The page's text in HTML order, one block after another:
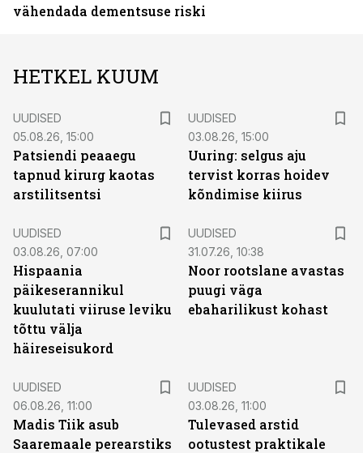
vähendada dementsuse riski
HETKEL KUUM
UUDISED
05.08.26, 15:00
Patsiendi peaaegu
tapnud kirurg kaotas
arstilitsentsi
UUDISED
03.08.26, 15:00
Uuring: selgus aju
tervist korras hoidev
kõndimise kiirus
UUDISED
03.08.26, 07:00
Hispaania
päikeserannikul
kuulutati viiruse leviku
tõttu välja
häireseisukord
UUDISED
31.07.26, 10:38
Noor rootslane avastas
puugi väga
ebaharilikust kohast
UUDISED
06.08.26, 11:00
Madis Tiik asub
Saaremaale perearstiks
UUDISED
03.08.26, 11:00
Tulevased arstid
ootustest praktikale